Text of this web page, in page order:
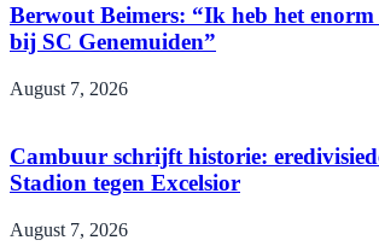
Berwout Beimers: “Ik heb het
bij SC Genemuiden”
August 7, 2026
Cambuur schrijft historie:
Stadion tegen Excelsior
August 7, 2026